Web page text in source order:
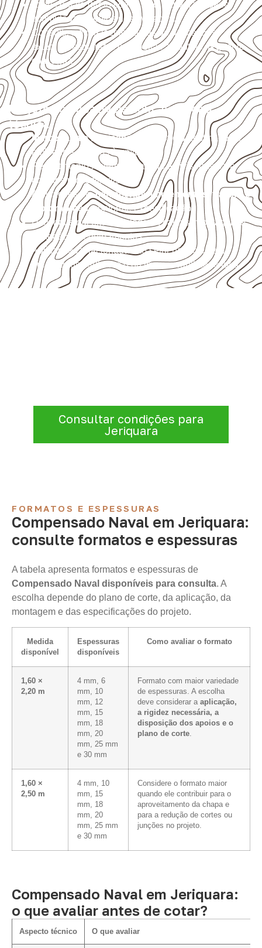
Evite contato direto com o solo, chuva, umidade
acumulada e apoios desnivelados.
Consulte a ficha técnica antes de aplicações
externas, estruturais ou sujeitas a contato frequente
com água.
Projetos compatíveis com avaliação
técnica
Marcenaria e fabricação de móveisdestinados a
ambientes sujeitos à umidade.
Revestimentos internos, painéis e divisórias para
projetos profissionais.
Aplicações emcarrocerias, implementos, trailers e
motorhomes, conforme especificação.
Uso industrial em embalagens, caixas, montagem e
proteção de equipamentos.
Aplicações relacionadas ao setor náutico, sem
presumir uso submerso ou impermeabilidade total.
Consultar condições para
Jeriquara
FORMATOS E ESPESSURAS
Compensado Naval em Jeriquara:
consulte formatos e espessuras
A tabela apresenta formatos e espessuras de
Compensado Naval disponíveis para consulta. A
escolha depende do plano de corte, da aplicação, da
montagem e das especificações do projeto.
Medida
disponível
Espessuras
disponíveis
Como avaliar o formato
1,60 ×
2,20 m
4 mm, 6
mm, 10
mm, 12
mm, 15
mm, 18
mm, 20
mm, 25 mm
e 30 mm
Formato com maior variedade
de espessuras. A escolha
deve considerar a aplicação,
a rigidez necessária, a
disposição dos apoios e o
plano de corte.
1,60 ×
2,50 m
4 mm, 10
mm, 15
mm, 18
mm, 20
mm, 25 mm
e 30 mm
Considere o formato maior
quando ele contribuir para o
aproveitamento da chapa e
para a redução de cortes ou
junções no projeto.
Compensado Naval em Jeriquara:
o que avaliar antes de cotar?
Aspecto técnico O que avaliar